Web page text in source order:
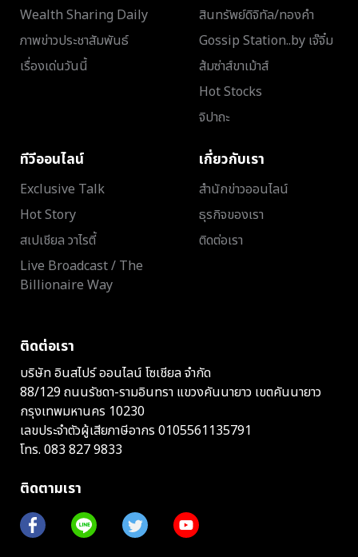
Wealth Sharing Daily
ภาพข่าวประชาสัมพันธ์
เรื่องเด่นวันนี้
สินทรัพย์ดิจิทัล/ทองคำ
Gossip Station..by เจ๊จิ๋ม
ส้มซ่าส์ขาเม้าส์
Hot Stocks
จิปาถะ
ทีวีออนไลน์
Exclusive Talk
Hot Story
สเปเชียล วาไรตี้
Live Broadcast / The
Billionaire Way
เกี่ยวกับเรา
สำนักข่าวออนไลน์
ธุรกิจของเรา
ติดต่อเรา
ติดต่อเรา
บริษัท อินสไปร์ ออนไลน์ โซเชียล จำกัด
88/129 ถนนรัชดา-รามอินทรา แขวงคันนายาว เขตคันนายาว
กรุงเทพมหานคร 10230
เลขประจำตัวผู้เสียภาษีอากร 0105561135791
โทร. 083 827 9833
ติดตามเรา